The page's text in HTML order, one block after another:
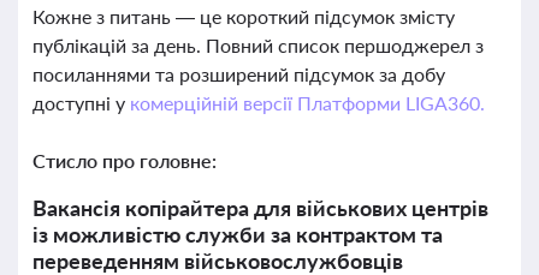
Кожне з питань — це короткий підсумок змісту
публікацій за день. Повний список першоджерел з
посиланнями та розширений підсумок за добу
доступні у комерційній версії Платформи LIGA360.
Стисло про головне:
Вакансія копірайтера для військових центрів
із можливістю служби за контрактом та
переведенням військовослужбовців